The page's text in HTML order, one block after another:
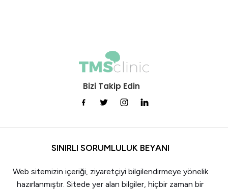
Bizi Takip Edin
SINIRLI SORUMLULUK BEYANI
Web sitemizin içeriği, ziyaretçiyi bilgilendirmeye yönelik
hazırlanmıştır. Sitede yer alan bilgiler, hiçbir zaman bir